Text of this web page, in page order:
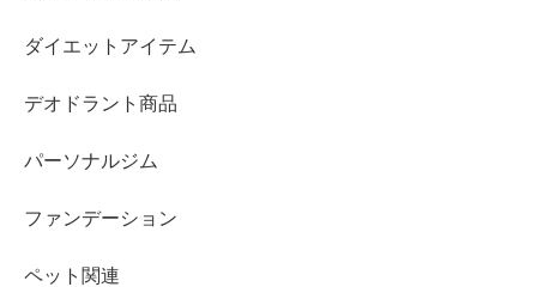
ダイエットアイテム
デオドラント商品
パーソナルジム
ファンデーション
ペット関連